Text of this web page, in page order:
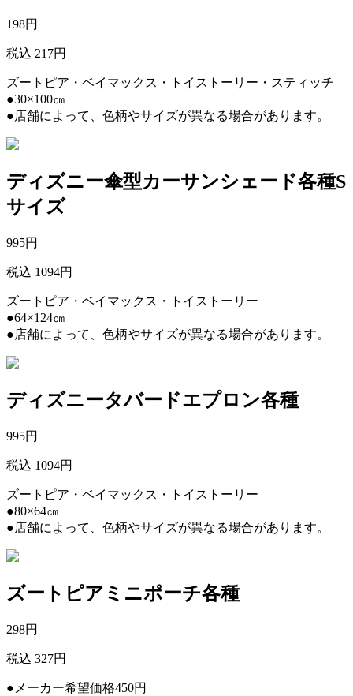
198円
税込 217円
ズートピア・ベイマックス・トイストーリー・スティッチ
●30×100㎝
●店舗によって、色柄やサイズが異なる場合があります。
ディズニー傘型カーサンシェード各種S
サイズ
995円
税込 1094円
ズートピア・ベイマックス・トイストーリー
●64×124㎝
●店舗によって、色柄やサイズが異なる場合があります。
ディズニータバードエプロン各種
995円
税込 1094円
ズートピア・ベイマックス・トイストーリー
●80×64㎝
●店舗によって、色柄やサイズが異なる場合があります。
ズートピアミニポーチ各種
298円
税込 327円
●メーカー希望価格450円